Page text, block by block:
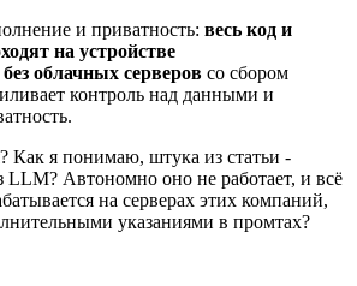
и приватность: весь код и
на устройстве
облачных серверов со сбором
контроль над данными и
Как я понимаю, штука из статьи -
LLM? Автономно оно не работает, и всё
на серверах этих компаний,
указаниями в промтах?